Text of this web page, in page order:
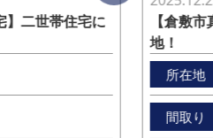
】二世帯住宅に
【倉敷
地！
所在地
間取り